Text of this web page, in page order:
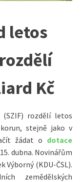
letos
Kč
rozdělí letos
stejně jako v
žádat o dotace
dubna. Novinářům
(KDU-ČSL).
zemědělských